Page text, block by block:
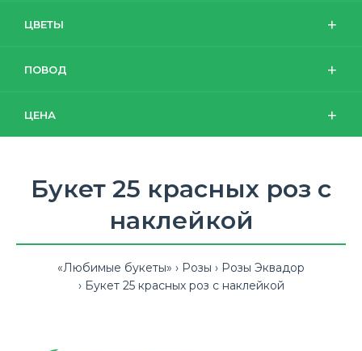
ЦВЕТЫ
ПОВОД
ЦЕНА
Букет 25 красных роз с
наклейкой
«Любимые букеты» Розы
Розы Эквадор
Букет 25 красных роз с наклейкой